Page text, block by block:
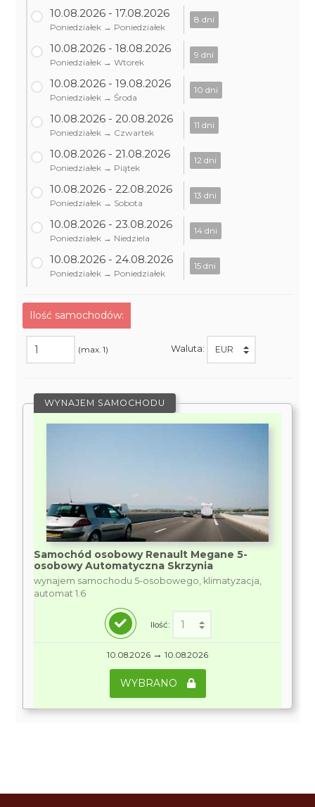
10.08.2026 - 17.08.2026
Poniedziałek → Poniedziałek
8 dni
10.08.2026 - 18.08.2026
Poniedziałek → Wtorek
9 dni
10.08.2026 - 19.08.2026
Poniedziałek → Środa
10 dni
10.08.2026 - 20.08.2026
Poniedziałek → Czwartek
11 dni
10.08.2026 - 21.08.2026
Poniedziałek → Piątek
12 dni
10.08.2026 - 22.08.2026
Poniedziałek → Sobota
13 dni
10.08.2026 - 23.08.2026
Poniedziałek → Niedziela
14 dni
10.08.2026 - 24.08.2026
Poniedziałek → Poniedziałek
15 dni
Ilość samochodów:
(max. 1) Waluta:
WYNAJEM SAMOCHODU
Samochód osobowy Renault Megane 5-
osobowy Automatyczna Skrzynia
wynajem samochodu 5-osobowego, klimatyzacja,
automat 1.6
Ilość:
10.08.2026 → 10.08.2026
WYBRANO